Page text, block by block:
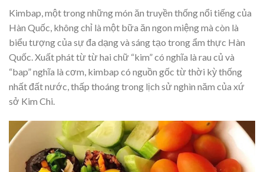
Kimbap, một trong những món ăn truyền thống nổi tiếng của
Hàn Quốc, không chỉ là một bữa ăn ngon miệng mà còn là
biểu tượng của sự đa dạng và sáng tạo trong ẩm thực Hàn
Quốc. Xuất phát từ từ hai chữ “kim” có nghĩa là rau củ và
“bap” nghĩa là cơm, kimbap có nguồn gốc từ thời kỳ thống
nhất đất nước, thấp thoáng trong lịch sử nghìn năm của xứ
sở Kim Chi.